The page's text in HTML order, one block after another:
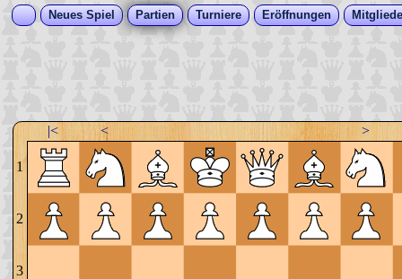
Neues Spiel Partien Turniere Eröffnungen
|< < >
1
2
3